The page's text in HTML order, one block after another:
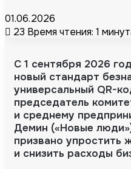
01.06.2026
23 Время чтения: 1
С 1 сентября 2026
новый стандарт
универсальный QR-
председатель
и среднему
Демин («Новые
призвано упростить
и снизить расходы